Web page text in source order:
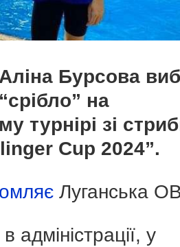
Бурсова
на
турнірі зі
Cup 2024”.
Луганська
адміністрації, у